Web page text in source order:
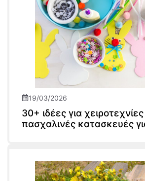
19/03/2026
30+ ιδέες για
πασχαλινές κατασκευές